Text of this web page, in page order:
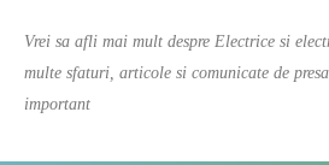
Vrei sa afli mai mult despre Electrice si
multe sfaturi, articole si comunicate de
important